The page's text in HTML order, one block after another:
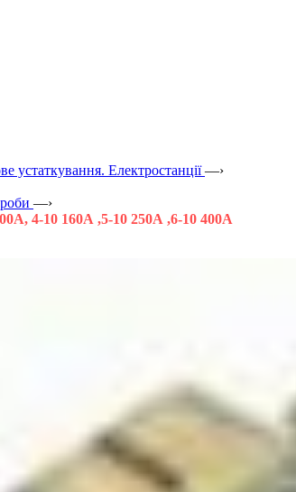
устаткування. Електростанції —›
—›
4-10 160А ,5-10 250А ,6-10 400А